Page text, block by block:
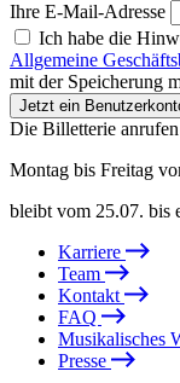
Ihre E-Mail-Adresse
Ich habe die
Allgemeine
mit der Speicherung
Jetzt ein
Die Billetterie anrufen
Montag bis Freitag
bleibt vom 25.07. bis
Karriere
Team
Kontakt
FAQ
Musikalisches
Presse